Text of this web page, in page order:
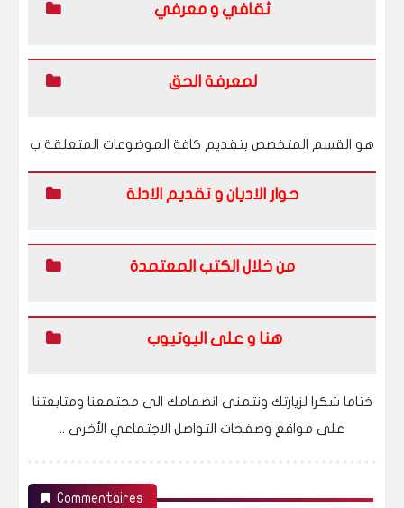
ثقافي و معرفي
لمعرفة الحق
هو القسم المتخصص بتقديم كافة الموضوعات المتعلقة ب
حوار الاديان و تقديم الادلة
من خلال الكتب المعتمدة
هنا و على اليوتيوب
ختاما شكرا لزيارتك ونتمنى انضمامك الى مجتمعنا ومتابعتنا
على مواقع وصفحات التواصل الاجتماعي الأخرى ..
Commentaires